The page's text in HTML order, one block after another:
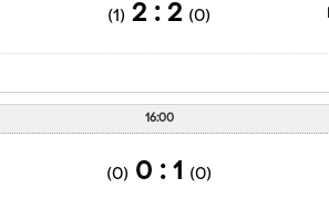
(0)
2 : 2
(1)
16:00
(0)
1 : 0
(0)